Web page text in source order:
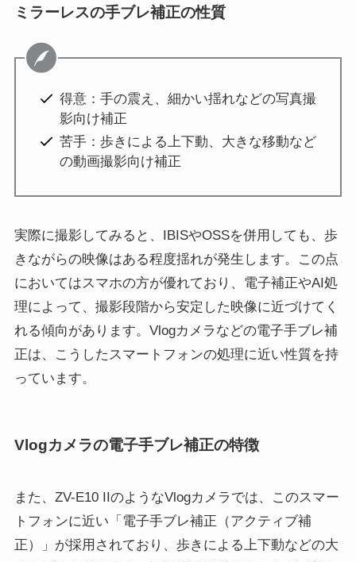
ミラーレスの手ブレ補正の性質
得意：手の震え、細かい揺れなどの写真撮
影向け補正
苦手：歩きによる上下動、大きな移動など
の動画撮影向け補正
実際に撮影してみると、IBISやOSSを併用しても、歩
きながらの映像はある程度揺れが発生します。この点
においてはスマホの方が優れており、電子補正やAI処
理によって、撮影段階から安定した映像に近づけてく
れる傾向があります。Vlogカメラなどの電子手ブレ補
正は、こうしたスマートフォンの処理に近い性質を持
っています。
Vlogカメラの電子手ブレ補正の特徴
また、ZV-E10 IIのようなVlogカメラでは、このスマー
トフォンに近い「電子手ブレ補正（アクティブ補
正）」が採用されており、歩きによる上下動などの大